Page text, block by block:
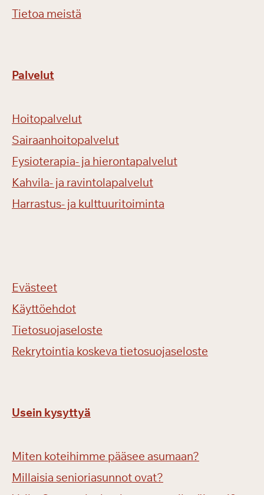
Tietoa meistä
Palvelut
Hoitopalvelut
Sairaanhoitopalvelut
Fysioterapia- ja hierontapalvelut
Kahvila- ja ravintolapalvelut
Harrastus- ja kulttuuritoiminta
Evästeet
Käyttöehdot
Tietosuojaseloste
Rekrytointia koskeva tietosuojaseloste
Usein kysyttyä
Miten koteihimme pääsee asumaan?
Millaisia senioriasunnot ovat?